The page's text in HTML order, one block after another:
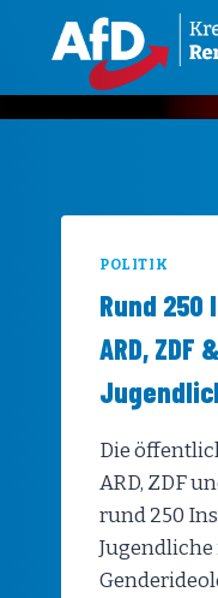
Inhalt
POLITIK
Rund
ARD,
Die
ARD, ZDF
rund 250